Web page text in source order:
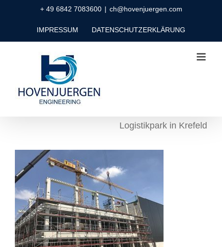
+ 49 6842 7083600 | ch@hovenjuergen.com
IMPRESSUM DATENSCHUTZERKLÄRUNG
Logistikpark in Krefeld